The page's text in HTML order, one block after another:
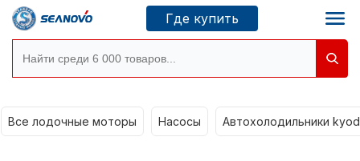
Где купить
Новосибирск
Моторы SEANOVO
Все лодочные моторы Насосы Автохолодильники